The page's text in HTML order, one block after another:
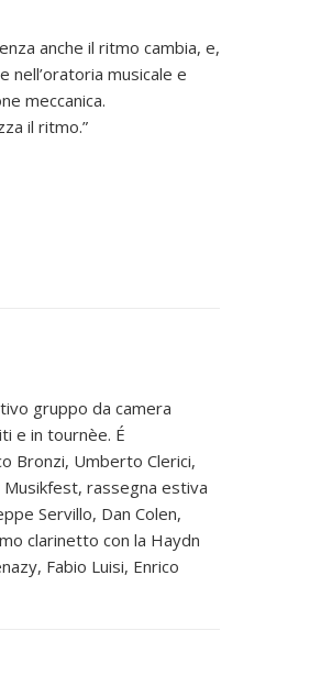
anche il ritmo cambia, e,
musicale e
meccanica.
il ritmo.”
gruppo da camera
e in tournèe. É
Bronzi, Umberto Clerici,
rassegna estiva
Servillo, Dan Colen,
clarinetto con la Haydn
Fabio Luisi, Enrico